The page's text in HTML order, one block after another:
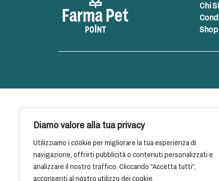
Diamo valore alla tua privacy
Utilizziamo i cookie per migliorare la tua esperienza di
navigazione, offrirti pubblicità o contenuti personalizzati e
analizzare il nostro traffico. Cliccando “Accetta tutti”,
acconsenti al nostro utilizzo dei cookie.
Chi
Shop